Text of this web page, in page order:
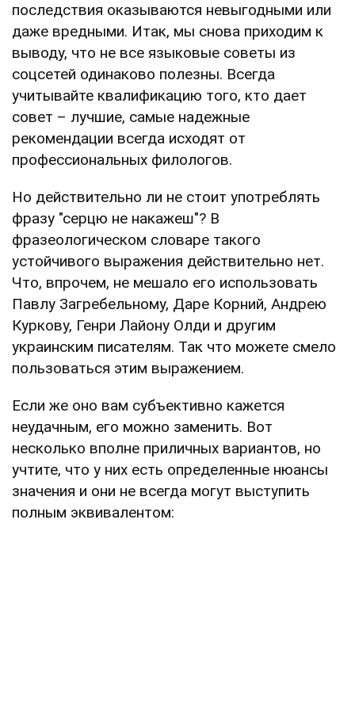
последствия оказываются невыгодными или
даже вредными. Итак, мы снова приходим к
выводу, что не все языковые советы из
соцсетей одинаково полезны. Всегда
учитывайте квалификацию того, кто дает
совет – лучшие, самые надежные
рекомендации всегда исходят от
профессиональных филологов.
Но действительно ли не стоит употреблять
фразу "серцю не накажеш"? В
фразеологическом словаре такого
устойчивого выражения действительно нет.
Что, впрочем, не мешало его использовать
Павлу Загребельному, Даре Корний, Андрею
Куркову, Генри Лайону Олди и другим
украинским писателям. Так что можете смело
пользоваться этим выражением.
Если же оно вам субъективно кажется
неудачным, его можно заменить. Вот
несколько вполне приличных вариантов, но
учтите, что у них есть определенные нюансы
значения и они не всегда могут выступить
полным эквивалентом: